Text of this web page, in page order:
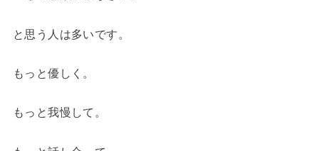
と思う人は多いです。
もっと優しく。
もっと我慢して。